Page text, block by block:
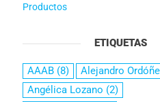
Productos
ETIQUETAS
AAAB(8) Alejandro
Angélica Lozano (2)